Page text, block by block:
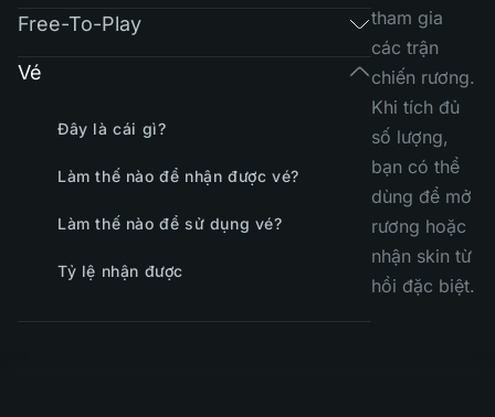
Free-To-Play
Vé
Đây là cái gì?
Làm thế nào để nhận được vé?
Làm thế nào để sử dụng vé?
Tỷ lệ nhận được
tham gia
các trận
chiến rương.
Khi tích đủ
số lượng,
bạn có thể
dùng để mở
rương hoặc
nhận skin từ
hồi đặc biệt.